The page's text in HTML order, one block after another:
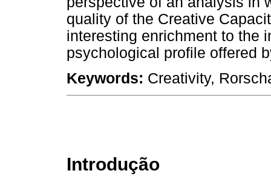
quality of the Creative
interesting enrichment to the
psychological profile offered
Keywords: Creativity,
Introdução